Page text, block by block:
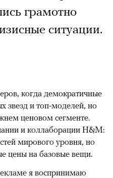
грамотно
ситуации.
когда демократичные
звезд и топ-моделей, но
ценовом сегменте.
и коллаборации H&M:
мирового уровня, но
цены на базовые вещи.
я воспринимаю